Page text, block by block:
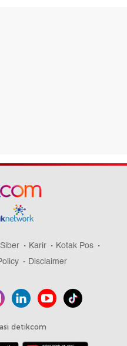
Karir
Kotak Pos
Disclaimer
detikcom